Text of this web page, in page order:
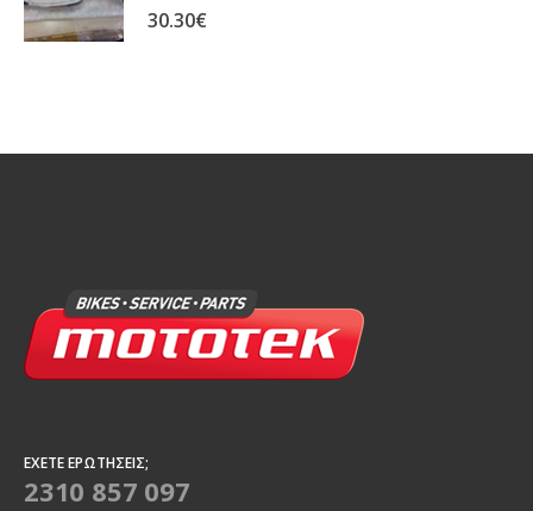
0 out of 5
30.30€
ΈΧΕΤΕ ΕΡΩΤΉΣΕΙΣ;
2310 857 097